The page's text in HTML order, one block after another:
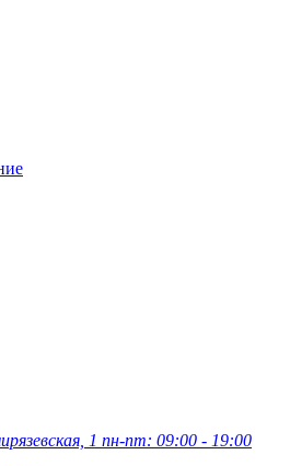
1 пн-пт: 09:00 - 19:00